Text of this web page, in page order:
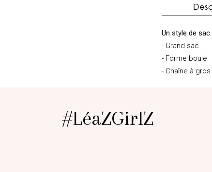
Un style de sac
- Grand sac
- Forme boule
- Chaîne à
#LéaZGirlZ